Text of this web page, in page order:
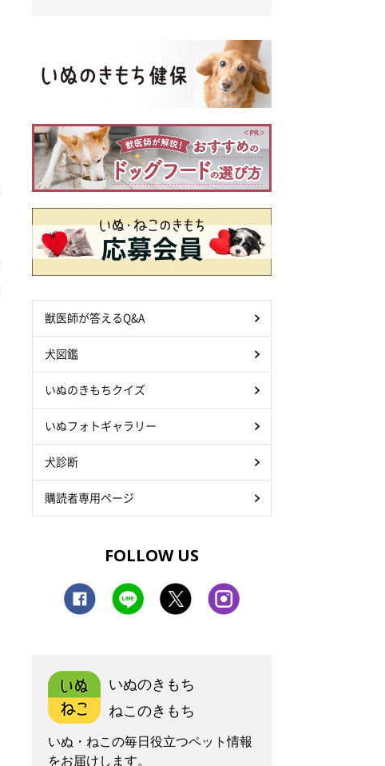
獣医師が答えるQ&A
犬図鑑
いぬのきもちクイズ
いぬフォトギャラリー
犬診断
購読者専用ページ
FOLLOW US
いぬのきもち
ねこのきもち
いぬ・ねこの毎日役立つペット情報
をお届けします。